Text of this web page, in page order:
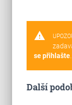
warning
se přihlašte.
Další